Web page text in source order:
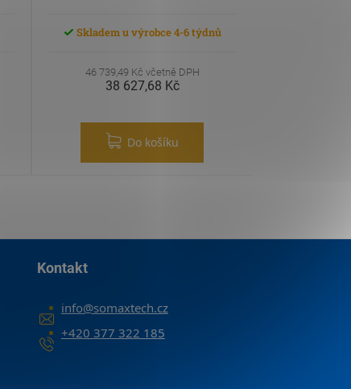
Skladem u výrobce 4-6 týdnů
46 739,49 Kč včetně DPH
38 627,68 Kč
Do košíku
Kontakt
info@somaxtech.cz
+420 377 322 185